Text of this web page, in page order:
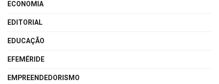
ECONOMIA
EDITORIAL
EDUCAÇÃO
EFEMÉRIDE
EMPREENDEDORISMO